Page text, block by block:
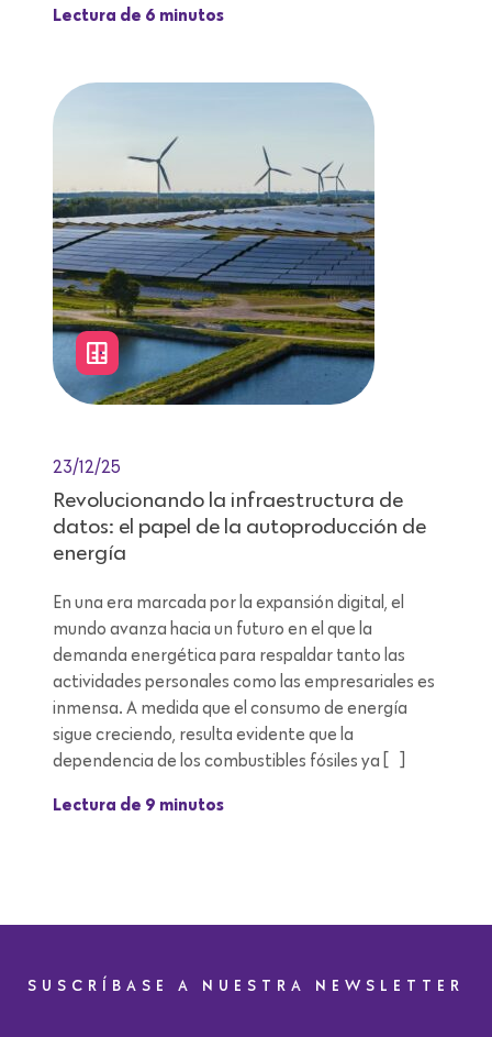
Lectura de 6 minutos
23/12/25
Revolucionando la infraestructura de
datos: el papel de la autoproducción de
energía
En una era marcada por la expansión digital, el
mundo avanza hacia un futuro en el que la
demanda energética para respaldar tanto las
actividades personales como las empresariales es
inmensa. A medida que el consumo de energía
sigue creciendo, resulta evidente que la
dependencia de los combustibles fósiles ya […]
Lectura de 9 minutos
SUSCRÍBASE A NUESTRA NEWSLETTER